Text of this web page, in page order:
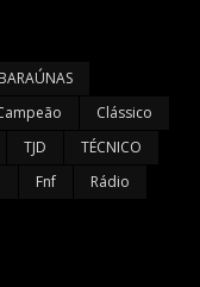
BARAÚNAS
Clássico
TJD
TÉCNICO
Fnf
Rádio